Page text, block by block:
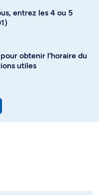
entrez les 4 ou 5
obtenir l’horaire du
utiles